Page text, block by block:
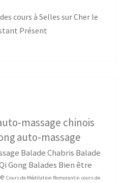
cours à Selles sur Cher le
Présent
massage chinois
auto-massage
Balade Chabris Balade
Gong Balades Bien être
Cours de Méditation Romorantin cours de